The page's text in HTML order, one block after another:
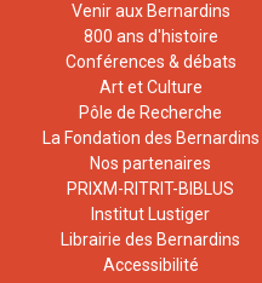
Venir aux Bernardins
800 ans d'histoire
Conférences & débats
Art et Culture
Pôle de Recherche
La Fondation des Bernardins
Nos partenaires
PRIXM-RITRIT-BIBLUS
Institut Lustiger
Librairie des Bernardins
Accessibilité